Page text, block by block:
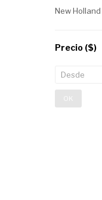
New Holland
Precio ($)
OK